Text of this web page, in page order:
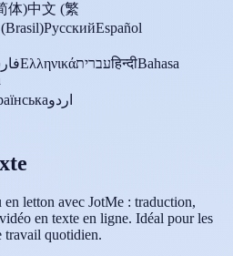
体)中文 (繁
РусскийEspañol
Ελληνικάעבריתहिन्दीBahasa
اردو
letton avec JotMe : traduction,
en texte en ligne. Idéal pour les
travail quotidien.